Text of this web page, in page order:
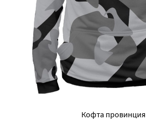
Кофта провинция